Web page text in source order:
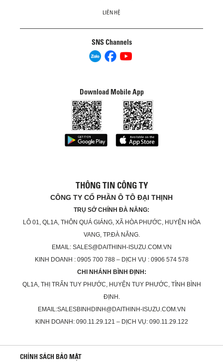
LIÊN HỆ
SNS Channels
Download Mobile App
THÔNG TIN CÔNG TY
CÔNG TY CỔ PHẦN Ô TÔ ĐẠI THỊNH
TRỤ SỞ CHÍNH ĐÀ NẴNG:
LÔ 01, QL1A, THÔN QUÁ GIÁNG, XÃ HÒA PHƯỚC, HUYỆN HÒA
VANG, TP.ĐÀ NẴNG.
EMAIL: SALES@DAITHINH-ISUZU.COM.VN
KINH DOANH : 0905 700 788 – DỊCH VỤ : 0906 574 578
CHI NHÁNH BÌNH ĐỊNH:
QL1A, THỊ TRẤN TUY PHƯỚC, HUYỆN TUY PHƯỚC, TỈNH BÌNH
ĐỊNH.
EMAIL:SALESBINHDINH@DAITHINH-ISUZU.COM.VN
KINH DOANH: 090.11.29.121 – DỊCH VỤ: 090.11.29.122
CHÍNH SÁCH BẢO MẬT